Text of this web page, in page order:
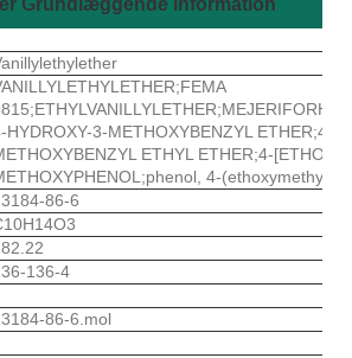
HYDROXY-3-METHOXYBENZYL ETHER;4-
ETHYL ETHER;4-
4-(ethoxymethyl)-
86-6
136-4
86-6.mol